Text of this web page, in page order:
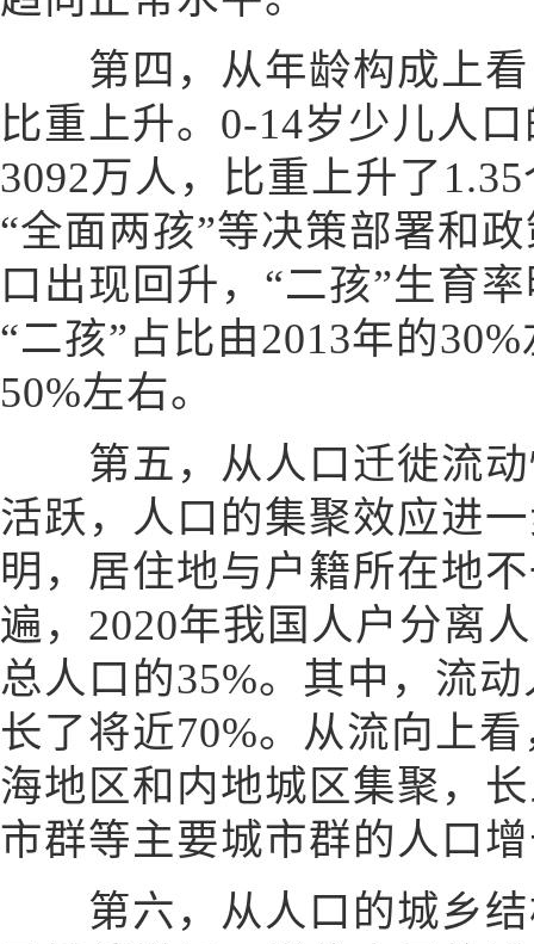
第四，从年龄构成上看
比重上升。0-14岁少儿人
3092万人，比重上升了
“全面两孩”等决策部署和
口出现回升，“二孩”生育
“二孩”占比由2013年的
50%左右。
第五，从人口迁徙流动
活跃，人口的集聚效应进
明，居住地与户籍所在地
遍，2020年我国人户分离
总人口的35%。其中，流
长了将近70%。从流向上
海地区和内地城区集聚，
市群等主要城市群的人口
第六，从人口的城乡结